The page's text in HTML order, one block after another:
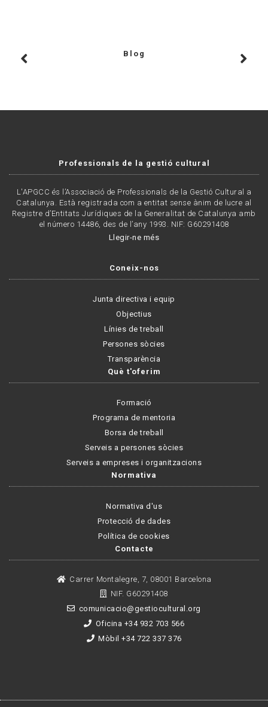
Blog
Professionals de la gestió cultural
L'APGCC és l’Associació de Professionals de la Gestió Cultural a
Catalunya. Està registrada com a entitat sense ànim de lucre al
Registre d’Entitats Jurídiques de la Generalitat de Catalunya amb
el número 14486, des de l’any 1993. NIF: G60291408
Llegir-ne més
Coneix-nos
Junta directiva i equip
Objectius
Línies de treball
Persones sòcies
Transparència
Què t'oferim
Formació
Programa de mentoria
Borsa de treball
Serveis a persones sòcies
Serveis a empreses i organitzacions
Normativa
Normativa d'us
Protecció de dades
Política de cookies
Contacte
Carrer Montalegre, 7, 08001 Barcelona
NIF. G60291408
comunicacio@gestiocultural.org
Oficina +34 932 703 566
Mòbil +34 722 337 376